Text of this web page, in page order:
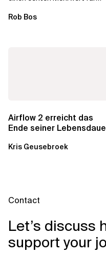
aber auch die...
Rob Bos
Airflow 2 erreicht das
Ende seiner
Kris Geusebroek
Contact
Let’s discuss
support your